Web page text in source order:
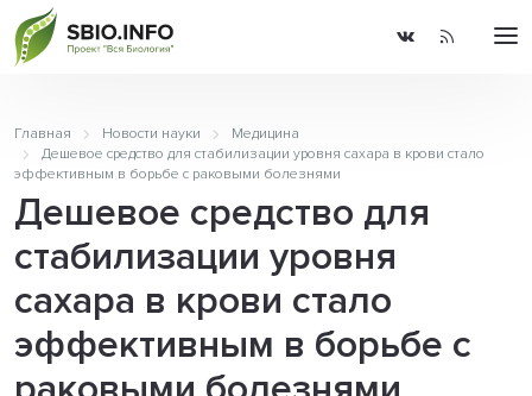
Главная Новости науки
Медицина
Дешевое средство для стабилизации уровня сахара в крови стало
эффективным в борьбе с раковыми болезнями
Дешевое средство для
стабилизации уровня
сахара в крови стало
эффективным в борьбе с